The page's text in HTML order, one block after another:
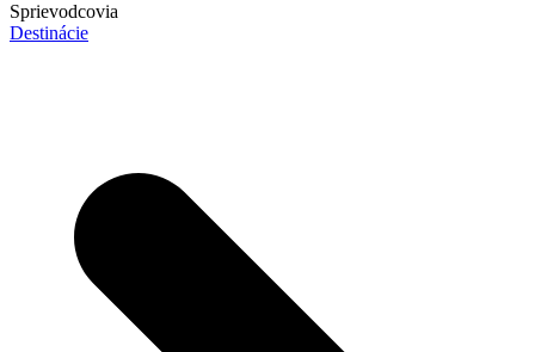
Sprievodcovia
Destinácie